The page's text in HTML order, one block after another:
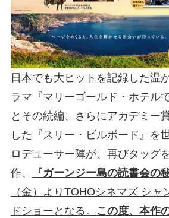
日本でも大ヒットを記録した温
ラマ『マリーゴールド・ホテル
とその続編、さらにアカデミー
した『スリー・ビルボード』を
ロデューサー陣が、再びタッグ
作、
『ガーンジー島の読書会の
（金）よりTOHOシネマズ シャ
ドショーとなる。
この度、本作